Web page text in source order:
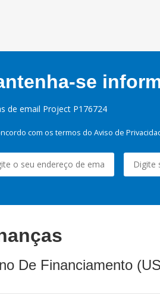
se
de email Project P176724
com os termos do Aviso de
De Financiamento